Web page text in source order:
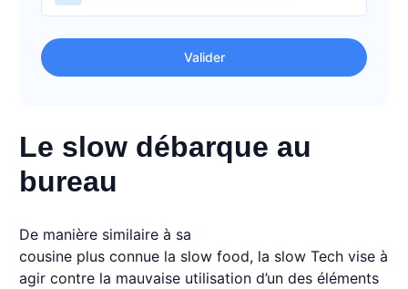
Valider
Le slow débarque au
bureau
De manière similaire à sa
cousine plus connue la slow food, la slow Tech vise à
agir contre la mauvaise utilisation d’un des éléments